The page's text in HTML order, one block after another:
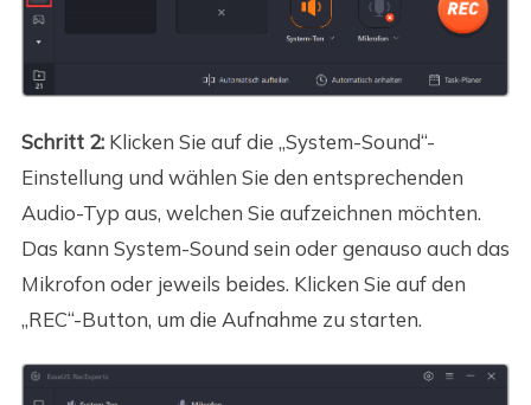
Schritt 2:Klicken Sie auf die „System-Sound“-
Einstellung und wählen Sie den entsprechenden
Audio-Typ aus, welchen Sie aufzeichnen möchten.
Das kann System-Sound sein oder genauso auch das
Mikrofon oder jeweils beides. Klicken Sie auf den
„REC“-Button, um die Aufnahme zu starten.